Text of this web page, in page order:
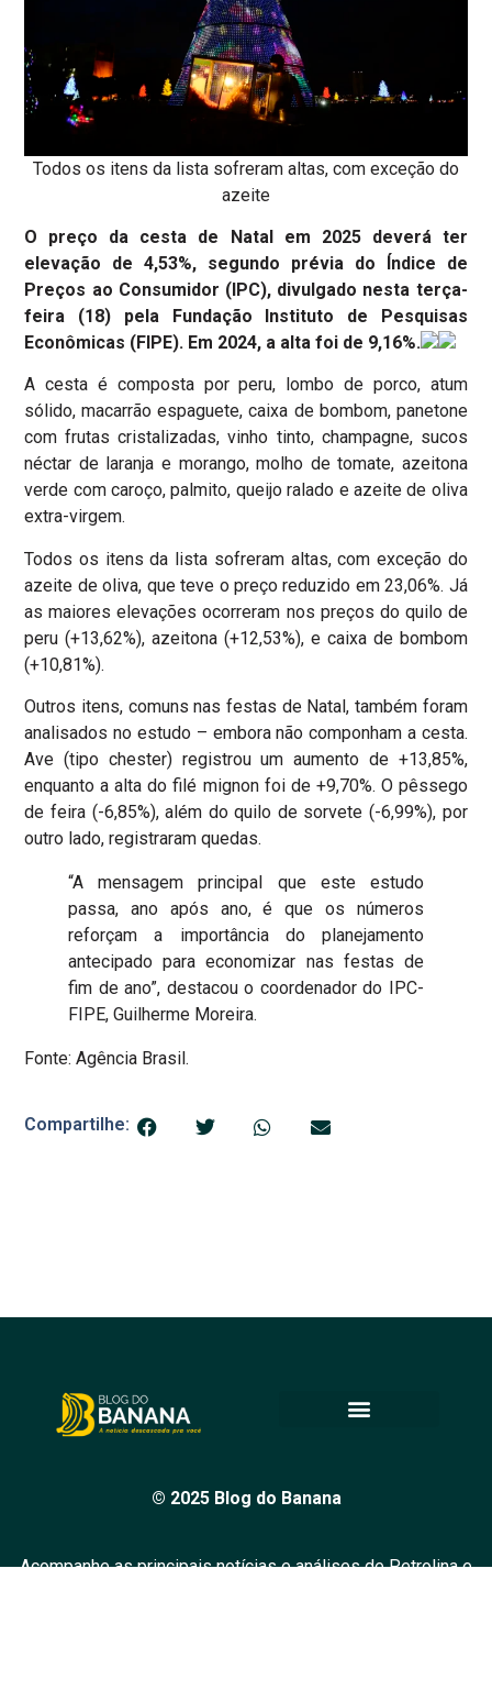
Todos os itens da lista sofreram altas, com exceção do
azeite
O preço da cesta de Natal em 2025 deverá ter
elevação de 4,53%, segundo prévia do Índice de
Preços ao Consumidor (IPC), divulgado nesta terça-
feira (18) pela Fundação Instituto de Pesquisas
Econômicas (FIPE). Em 2024, a alta foi de 9,16%.
A cesta é composta por peru, lombo de porco, atum
sólido, macarrão espaguete, caixa de bombom, panetone
com frutas cristalizadas, vinho tinto, champagne, sucos
néctar de laranja e morango, molho de tomate, azeitona
verde com caroço, palmito, queijo ralado e azeite de oliva
extra-virgem.
Todos os itens da lista sofreram altas, com exceção do
azeite de oliva, que teve o preço reduzido em 23,06%. Já
as maiores elevações ocorreram nos preços do quilo de
peru (+13,62%), azeitona (+12,53%), e caixa de bombom
(+10,81%).
Outros itens, comuns nas festas de Natal, também foram
analisados no estudo – embora não componham a cesta.
Ave (tipo chester) registrou um aumento de +13,85%,
enquanto a alta do filé mignon foi de +9,70%. O pêssego
de feira (-6,85%), além do quilo de sorvete (-6,99%), por
outro lado, registraram quedas.
“A mensagem principal que este estudo
passa, ano após ano, é que os números
reforçam a importância do planejamento
antecipado para economizar nas festas de
fim de ano”, destacou o coordenador do IPC-
FIPE, Guilherme Moreira.
Fonte: Agência Brasil.
Compartilhe:
© 2025 Blog do Banana
Acompanhe as principais notícias e análises de Petrolina e